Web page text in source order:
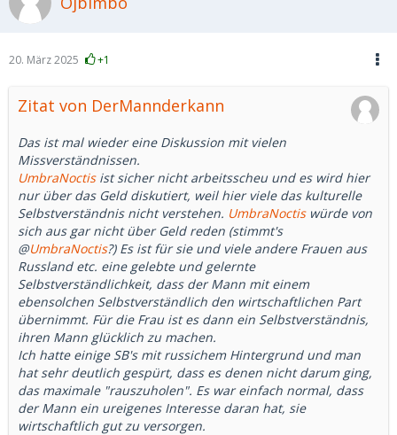
20. März 2025 +1
Zitat von DerMannderkann
Das ist mal wieder eine Diskussion mit vielen
Missverständnissen.
UmbraNoctisist sicher nicht arbeitsscheu und es wird hier
nur über das Geld diskutiert, weil hier viele das kulturelle
Selbstverständnis nicht verstehen. UmbraNoctiswürde von
sich aus gar nicht über Geld reden (stimmt's
@UmbraNoctis?) Es ist für sie und viele andere Frauen aus
Russland etc. eine gelebte und gelernte
Selbstverständlichkeit, dass der Mann mit einem
ebensolchen Selbstverständlich den wirtschaftlichen Part
übernimmt. Für die Frau ist es dann ein Selbstverständnis,
ihren Mann glücklich zu machen.
Ich hatte einige SB's mit russichem Hintergrund und man
hat sehr deutlich gespürt, dass es denen nicht darum ging,
das maximale "rauszuholen". Es war einfach normal, dass
der Mann ein ureigenes Interesse daran hat, sie
wirtschaftlich gut zu versorgen.